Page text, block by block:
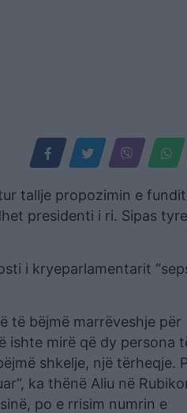
tallje propozimin e
presidenti i ri. Sipas
i kryeparlamentarit
të bëjmë marrëveshje për
ishte mirë që dy persona
shkelje, një tërheqje.
ka thënë Aliu në
po e rrisim numrin e